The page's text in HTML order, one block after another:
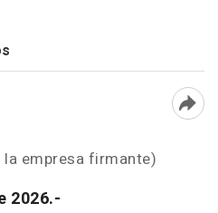
empresa firmante)
2026.-